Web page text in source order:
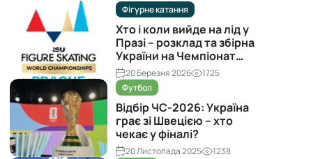
Фігурне катання
Хто і коли вийде на лід у
Празі – розклад та збірна
України на Чемпіонат
світу з фігурного катання
2026
20 Березня 2026
1725
Футбол
Відбір ЧС-2026: Україна
грає зі Швецією – хто
чекає у фіналі?
20 Листопада 2025
1238